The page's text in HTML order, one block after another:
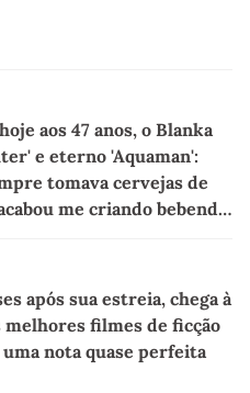
aos 47 anos, o Blanka
e eterno 'Aquaman':
tomava cervejas de
me criando bebendo
após sua estreia, chega à
filmes de ficção
nota quase perfeita